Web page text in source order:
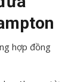
hợp đồng